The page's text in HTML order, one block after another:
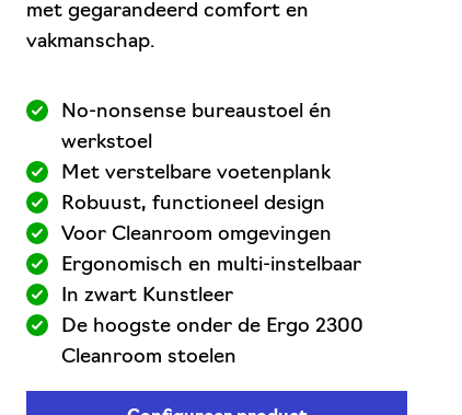
met gegarandeerd comfort en
vakmanschap.
No-nonsense bureaustoel én
werkstoel
Met verstelbare voetenplank
Robuust, functioneel design
Voor Cleanroom omgevingen
Ergonomisch en multi-instelbaar
In zwart Kunstleer
De hoogste onder de Ergo 2300
Cleanroom stoelen